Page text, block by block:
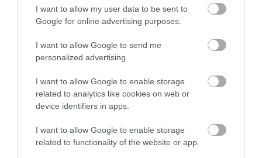
I want to allow my user data to be sent to
Google for online advertising purposes.
I want to allow Google to send me
personalized advertising.
I want to allow Google to enable storage
related to analytics like cookies on web or
device identifiers in apps.
I want to allow Google to enable storage
related to functionality of the website or app.
Olvasd el ezt is!Az élet egyik legfontosabb
Az összes bizonyítékot
összevetve, egy komplex
geológiájú holdfelszínt
látunk, jelentős mennyiségű